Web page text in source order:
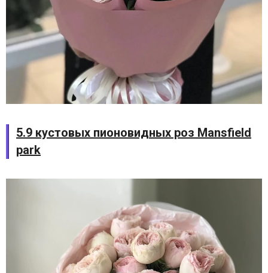
5.9 кустовых пионовидных роз Mansfield
park